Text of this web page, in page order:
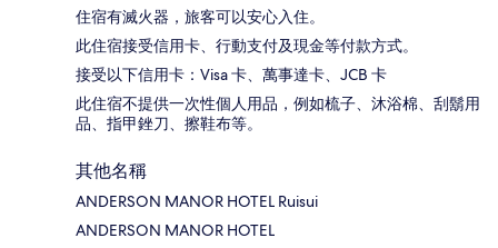
住宿有滅火器，旅客可以安心入住。
此住宿接受信用卡、行動支付及現金等付款方式。
接受以下信用卡：Visa 卡、萬事達卡、JCB 卡
此住宿不提供一次性個人用品，例如梳子、沐浴棉、刮鬍用
品、指甲銼刀、擦鞋布等。
其他名稱
ANDERSON MANOR HOTEL Ruisui
ANDERSON MANOR HOTEL